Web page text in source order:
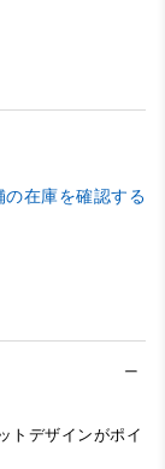
の在庫を確認する
トデザインがポイ